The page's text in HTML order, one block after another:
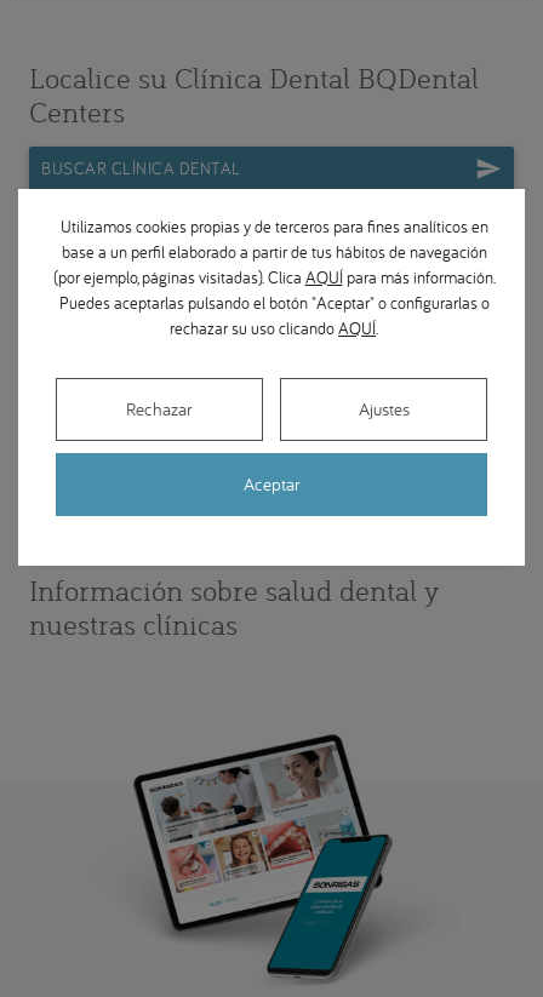
Localice su Clínica Dental BQDental
Centers
BUSCAR CLÍNICA DENTAL
Información sobre salud dental y
nuestras clínicas
Utilizamos cookies propias y de terceros para fines analíticos en
base a un perfil elaborado a partir de tus hábitos de navegación
(por ejemplo, páginas visitadas). Clica AQUÍpara más información.
Puedes aceptarlas pulsando el botón "Aceptar" o configurarlas o
rechazar su uso clicandoAQUÍ.
Aceptar
Rechazar Ajustes